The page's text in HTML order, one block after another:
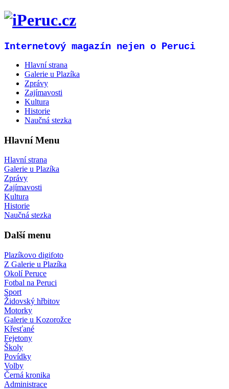
Internetový magazín nejen o Peruci
Hlavní strana
Galerie u Plazíka
Zprávy
Zajímavosti
Kultura
Historie
Naučná stezka
Hlavní Menu
Hlavní strana
Galerie u Plazíka
Zprávy
Zajímavosti
Kultura
Historie
Naučná stezka
Další menu
Plazíkovo digifoto
Z Galerie u Plazíka
Okolí Peruce
Fotbal na Peruci
Sport
Židovský hřbitov
Motorky
Galerie u Kozorožce
Křesťané
Fejetony
Školy
Povídky
Volby
Černá kronika
Administrace